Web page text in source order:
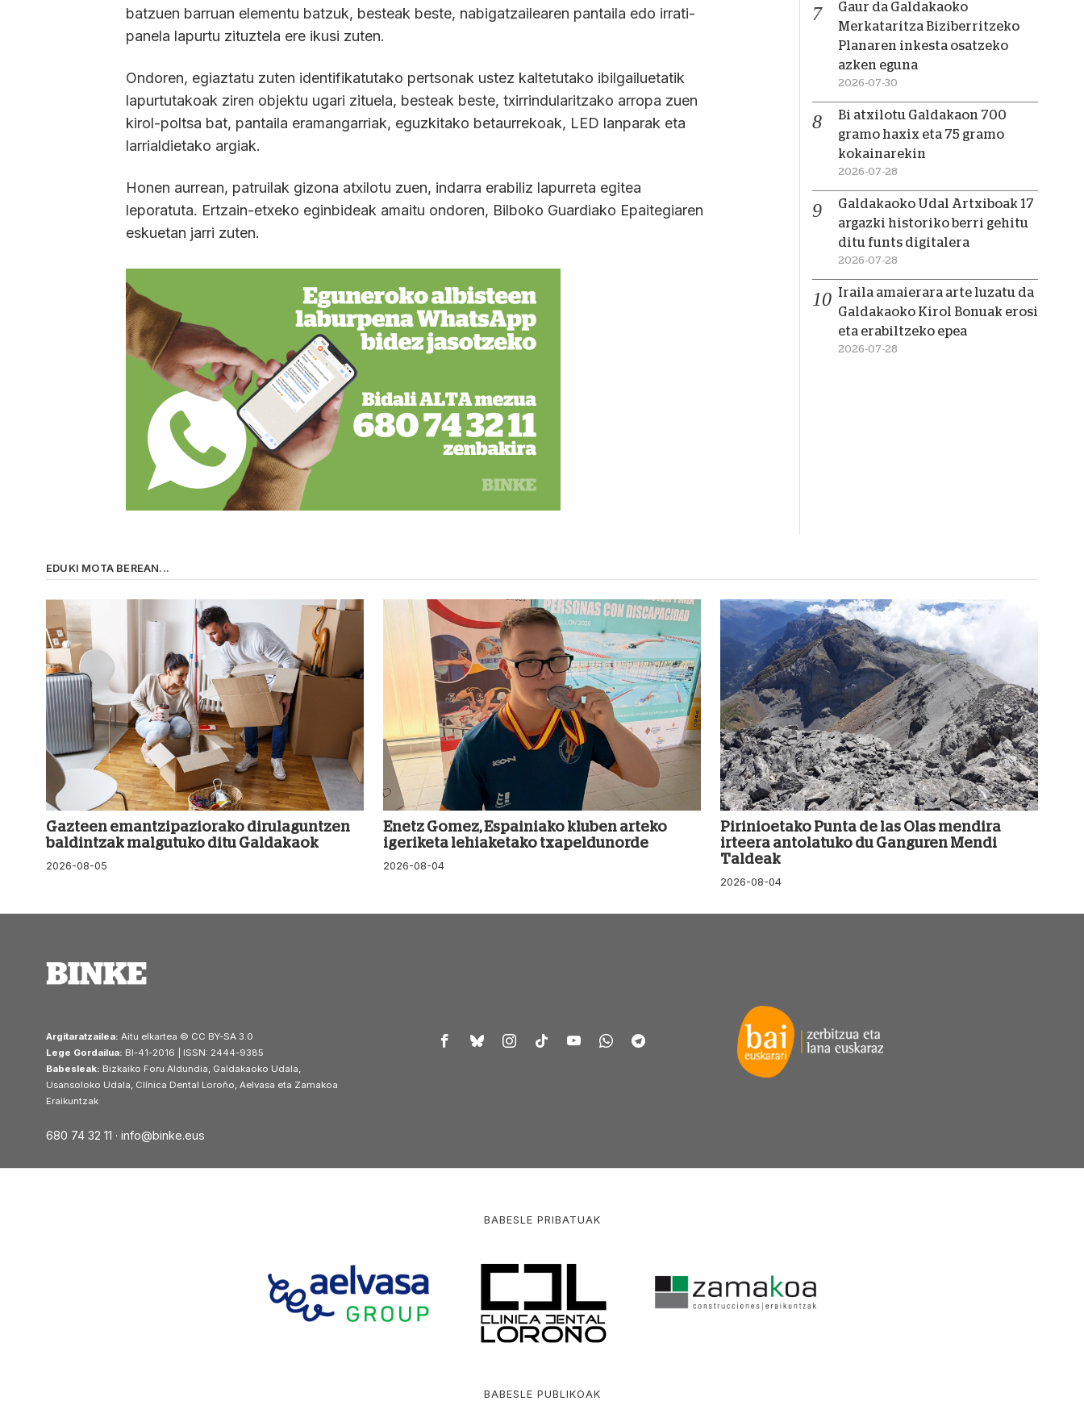
batzuen barruan elementu batzuk, besteak beste, nabigatzailearen pantaila edo irrati-
panela lapurtu zituztela ere ikusi zuten.
Ondoren, egiaztatu zuten identifikatutako pertsonak ustez kaltetutako ibilgailuetatik
lapurtutakoak ziren objektu ugari zituela, besteak beste, txirrindularitzako arropa zuen
kirol-poltsa bat, pantaila eramangarriak, eguzkitako betaurrekoak, LED lanparak eta
larrialdietako argiak.
Honen aurrean, patruilak gizona atxilotu zuen, indarra erabiliz lapurreta egitea
leporatuta. Ertzain-etxeko eginbideak amaitu ondoren, Bilboko Guardiako Epaitegiaren
eskuetan jarri zuten.
Gaur da Galdakaoko
Merkataritza Biziberritzeko
Planaren inkesta osatzeko
azken eguna
2026-07-30
Bi atxilotu Galdakaon 700
gramo haxix eta 75 gramo
kokainarekin
2026-07-28
Galdakaoko Udal Artxiboak 17
argazki historiko berri gehitu
ditu funts digitalera
2026-07-28
Iraila amaierara arte luzatu da
Galdakaoko Kirol Bonuak erosi
eta erabiltzeko epea
2026-07-28
EDUKI MOTA BEREAN...
Gazteen emantzipaziorako dirulaguntzen
baldintzak malgutuko ditu Galdakaok
2026-08-05
Enetz Gomez, Espainiako kluben arteko
igeriketa lehiaketako txapeldunorde
2026-08-04
Pirinioetako Punta de las Olas mendira
irteera antolatuko du Ganguren Mendi
Taldeak
2026-08-04
Argitaratzailea: Aitu elkartea © CC BY-SA 3.0
Lege Gordailua: BI-41-2016 | ISSN: 2444-9385
Babesleak: Bizkaiko Foru Aldundia, Galdakaoko Udala,
Usansoloko Udala, Clínica Dental Loroño, Aelvasa eta Zamakoa
Eraikuntzak
680 74 32 11 · info@binke.eus
BABESLE PRIBATUAK
BABESLE PUBLIKOAK